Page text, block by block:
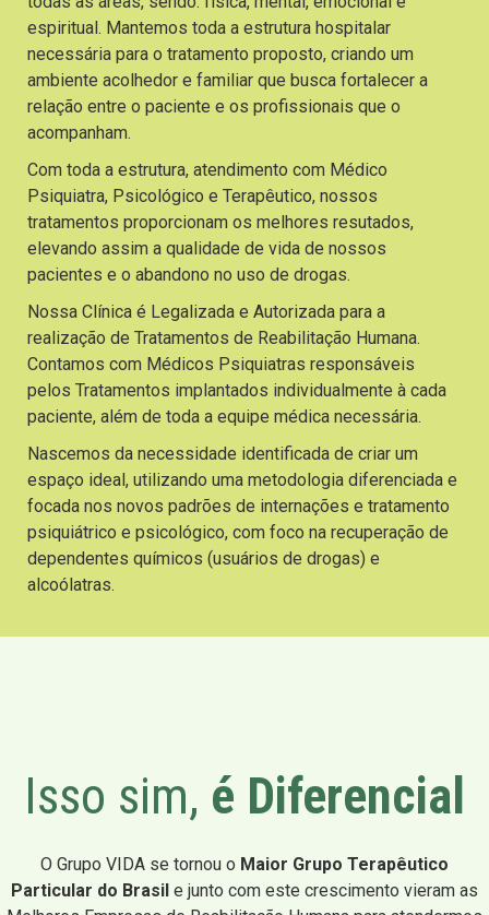
espiritual. Mantemos toda a estrutura hospitalar
necessária para o tratamento proposto, criando um
ambiente acolhedor e familiar que busca fortalecer a
relação entre o paciente e os profissionais que o
acompanham.
Com toda a estrutura, atendimento com Médico
Psiquiatra, Psicológico e Terapêutico, nossos
tratamentos proporcionam os melhores resutados,
elevando assim a qualidade de vida de nossos
pacientes e o abandono no uso de drogas.
Nossa Clínica é Legalizada e Autorizada para a
realização de Tratamentos de Reabilitação Humana.
Contamos com Médicos Psiquiatras responsáveis
pelos Tratamentos implantados individualmente à cada
paciente, além de toda a equipe médica necessária.
Nascemos da necessidade identificada de criar um
espaço ideal, utilizando uma metodologia diferenciada e
focada nos novos padrões de internações e tratamento
psiquiátrico e psicológico, com foco na recuperação de
dependentes químicos (usuários de drogas) e
alcoólatras.
Isso sim, é Diferencial
O Grupo VIDA se tornou o Maior Grupo Terapêutico
Particular do Brasil e junto com este crescimento vieram as